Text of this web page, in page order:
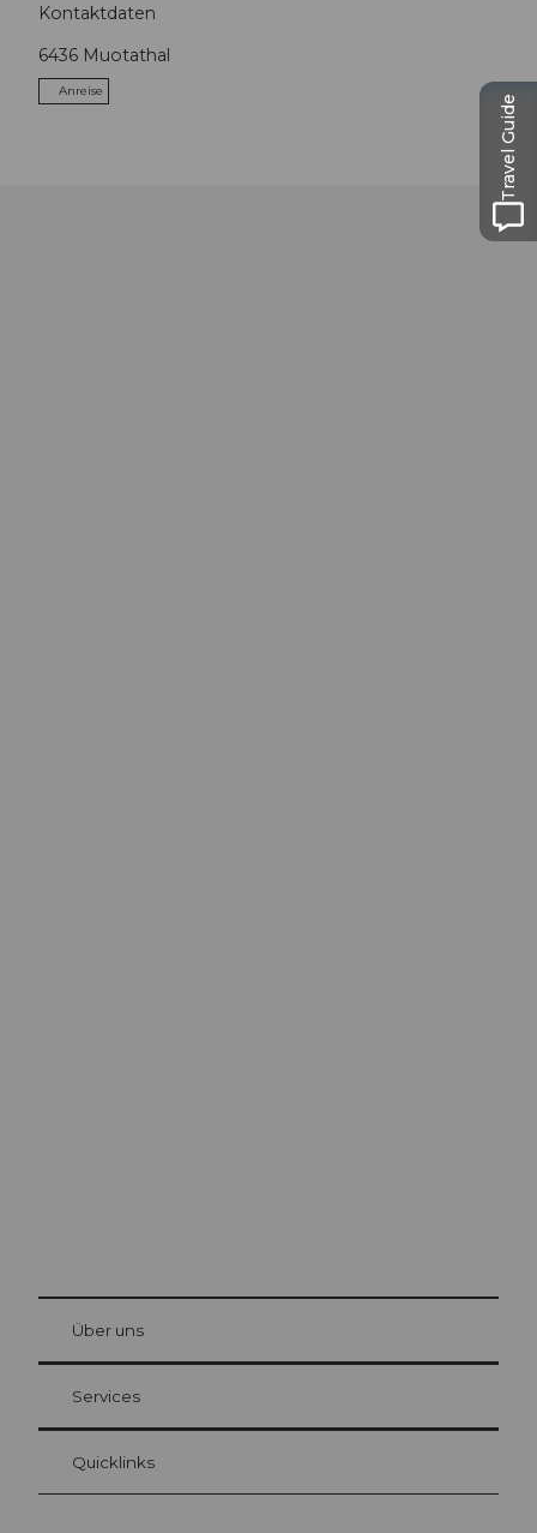
Kontaktdaten
6436 Muotathal
Anreise
Gästekarte Luzern
Ihre Vorteile als Übernachtungsgast
at Bre
Über uns
Services
Quicklinks
Travel Guide